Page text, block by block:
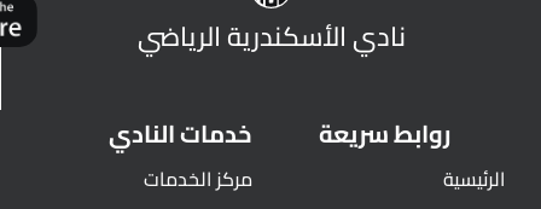
نادي الأسكندرية الرياضي
روابط سريعة
الرئيسية
خدمات النادي
مركز الخدمات